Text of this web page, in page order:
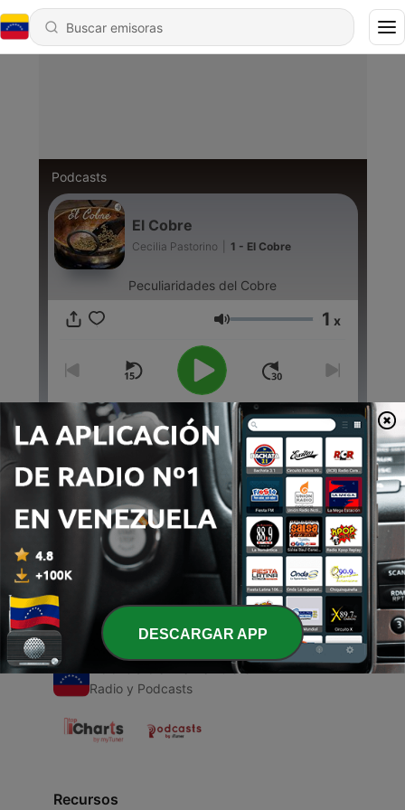
Podcasts
El Cobre
Cecilia Pastorino 1 - El Cobre
Peculiaridades del Cobre
Volumen 1 x
00:00 00:00
Episodios
- El Cobre
30 abr. 2020
Radios de Venezuela
Radio y Podcasts
Recursos
DESCARGAR APP